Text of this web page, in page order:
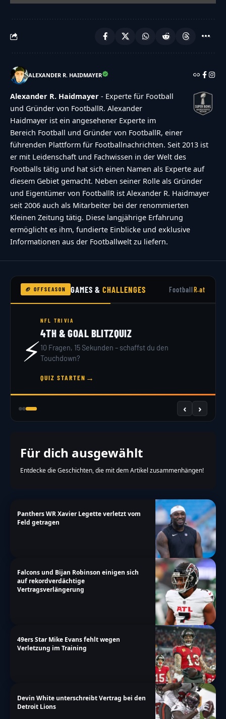
ALEXANDER R. HAIDMAYER
Alexander R. Haidmayer - Experte für Football
und Gründer von FootballR. Alexander
Haidmayer ist ein angesehener Experte im
Bereich Football und Gründer von FootballR, einer
führenden Plattform für Footballnachrichten. Seit 2013 ist
er mit Leidenschaft und Fachwissen in der Welt des
Footballs tätig und hat sich einen Namen als Experte auf
diesem Gebiet gemacht. Neben seiner Rolle als Gründer
und Eigentümer von FootballR ist Alexander R. Haidmayer
seit 2006 auch als Mitarbeiter bei der renommierten
Kleinen Zeitung tätig. Diese langjährige Erfahrung
ermöglicht es ihm, fundierte Einblicke und exklusive
Informationen aus der Footballwelt zu liefern.
🏈 OFFSEASON GAMES &CHALLENGES FootballR.at
⚡
NFL TRIVIA
4TH & GOAL BLITZQUIZ
10 Fragen, 15 Sekunden – schaffst du den
Touchdown?
QUIZ STARTEN →
‹ ›
Für dich ausgewählt
Entdecke die Geschichten, die mit dem Artikel zusammenhängen!
Panthers WR Xavier Legette verletzt vom
Feld getragen
Falcons und Bijan Robinson einigen sich
auf rekordverdächtige
Vertragsverlängerung
49ers Star Mike Evans fehlt wegen
Verletzung im Training
Devin White unterschreibt Vertrag bei den
Detroit Lions